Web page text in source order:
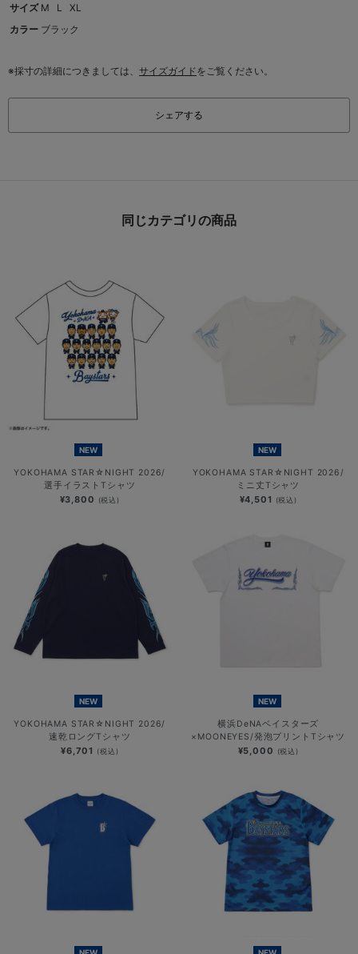
サイズ M L
XL
カラー ブラック
※採寸の詳細につきましては、 サイズガイドをご覧ください。
シェアする
同じカテゴリの商品
NEW
YOKOHAMA STAR☆NIGHT 2026/
選手イラストTシャツ
¥3,800 (税込)
NEW
YOKOHAMA STAR☆NIGHT 2026/
ミニ丈Tシャツ
¥4,501 (税込)
NEW
YOKOHAMA STAR☆NIGHT 2026/
速乾ロングTシャツ
¥6,701 (税込)
NEW
横浜DeNAベイスターズ
×MOONEYES/発泡プリントTシャツ
¥5,000 (税込)
NEW NEW